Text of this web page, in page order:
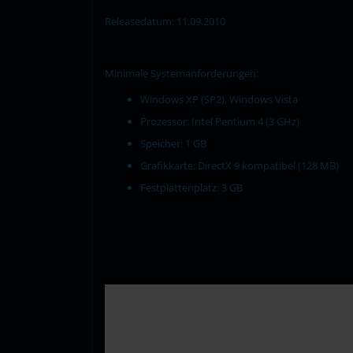
Releasedatum: 11.09.2010
Minimale Systemanforderungen:
Windows XP (SP2), Windows Vista
Prozessor: Intel Pentium 4 (3 GHz)
Speicher: 1 GB
Grafikkarte: DirectX 9 kompatibel (128 MB)
Festplattenplatz: 3 GB